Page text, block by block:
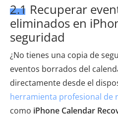
2.1 Recuperar
eliminados en
seguridad
¿No tienes una copia de
eventos borrados del
directamente desde el
herramienta profesional de
como iPhone Calendar